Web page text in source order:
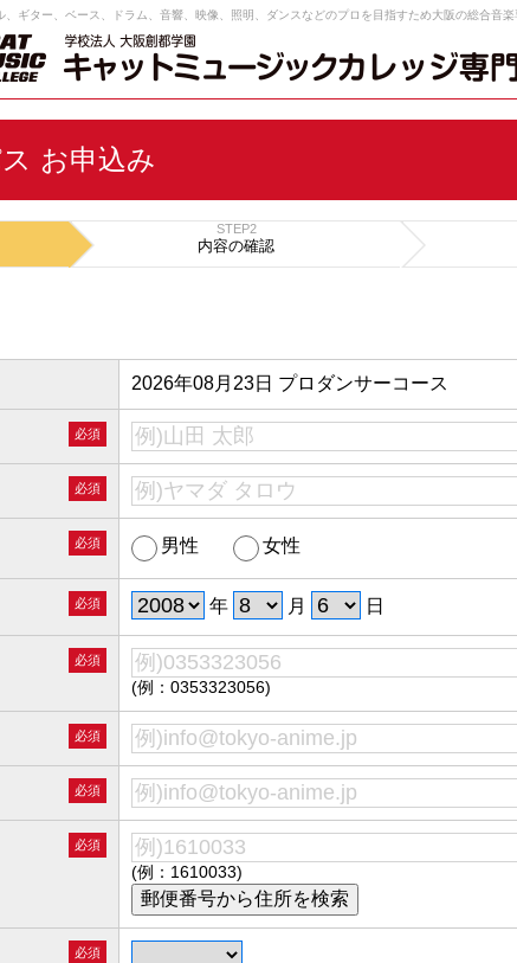
、ギター、ベース、ドラム、音響、映像、照明、ダンスなどのプロを目指すため大阪の総合音楽
お申込み
STEP2
内容の確認
2026年08月23日 プロダンサーコース
必須
必須
必須 男性 女性
必須 年 月 日
必須
(例：0353323056)
必須
必須
必須
(例：1610033)
必須